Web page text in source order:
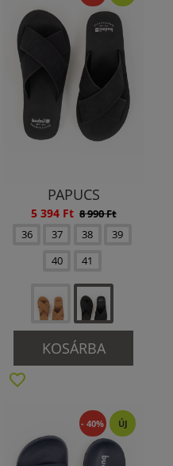
PAPUCS
5 394 Ft 8 990 Ft
36
37 38
39
40
41
KOSÁRBA
- 40% ÚJ